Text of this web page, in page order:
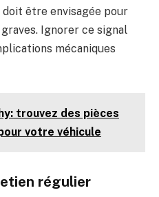
être envisagée pour
Ignorer ce signal
mécaniques
trouvez des pièces
votre véhicule
régulier